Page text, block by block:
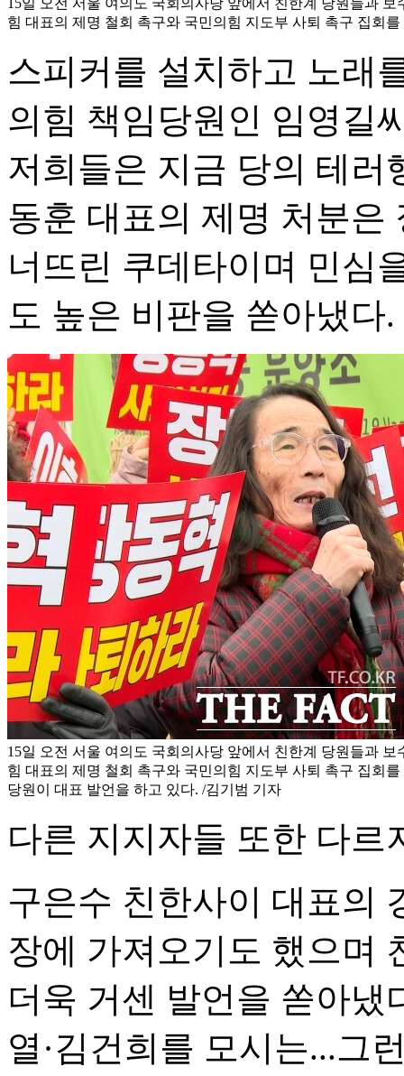
15일 오전 서울 여의도 국회의사당 앞에서 친한계 당원들과
힘 대표의 제명 철회 촉구와 국민의힘 지도부 사퇴 촉구 집회
스피커를 설치하고 노래
의힘 책임당원인 임영길
저희들은 지금 당의 테
동훈 대표의 제명 처분은
너뜨린 쿠데타이며 민심
도 높은 비판을 쏟아냈다.
15일 오전 서울 여의도 국회의사당 앞에서 친한계 당원들과
힘 대표의 제명 철회 촉구와 국민의힘 지도부 사퇴 촉구 집회
당원이 대표 발언을 하고 있다. /김기범 기자
다른 지지자들 또한 다르
구은수 친한사이 대표의
장에 가져오기도 했으며
더욱 거센 발언을 쏟아
열·김건희를 모시는...그